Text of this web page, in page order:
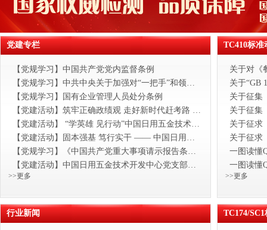
党建专栏
【党规学习】中国共产党党内监督条例
【党规学习】中共中央关于加强对“一把手”和领导班子监督的意见
【党规学习】国有企业管理人员处分条例
【党建活动】筑牢正确政绩观 走好新时代赶考路 ——中国日用五金技术开发中心党支部开展5月份主题党日活动暨树立正确政绩观专题党课
【党建活动】​ “学英雄 见行动”中国日用五金技术开发中心党支部召开向金城龙同志学习专题会议
【党建活动】固本强基 笃行实干 —— 中国日用五金技术开发中心党支部召开 2025 年度组织生活会
【党规学习】《中国共产党重大事项请示报告条例》
【党建活动】中国日用五金技术开发中心党支部组织党员观看纪念中国人民抗日战争暨世界反法西斯战争胜利80周年大会
>>更多
TC410标准
一图读懂
一图读懂
>>更多
行业新闻 TC174/